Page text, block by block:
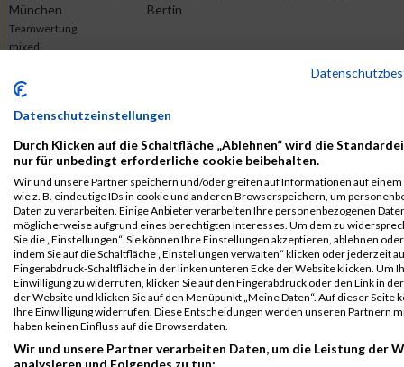
München
Teamwertung
mixed
Bertin
2018
First
B2Run
München
B2Run München
2397 Jules
Bertin
Souna 0000 GER Allianz
B2Run
München
Einzelwertung
männlich
2397
Jules
Bertin
Souna 0000 GER Allianz
B2Run
München
Teamwertung
männlich
2397 Jules
Bertin
Souna 0000 GER Allianz
Datenschutzeinstellungen
Durch Klicken auf die Schaltfläche „Ablehnen“ wird die
nur für unbedingt erforderliche cookie beibehalten.
Wir und unsere Partner speichern und/oder greifen auf Informationen auf einem
wie z. B. eindeutige IDs in cookie und anderen Browserspeichern, um
Daten zu verarbeiten. Einige Anbieter verarbeiten Ihre personenbezogenen
möglicherweise aufgrund eines berechtigten Interesses. Um dem zu
Sie die „Einstellungen“. Sie können Ihre Einstellungen akzeptieren, ablehnen
indem Sie auf die Schaltfläche „Einstellungen verwalten“ klicken oder jederzeit
Fingerabdruck-Schaltfläche in der linken unteren Ecke der Website klicken. Um
Einwilligung zu widerrufen, klicken Sie auf den Fingerabdruck oder den Link in
der Website und klicken Sie auf den Menüpunkt „Meine Daten“. Auf dieser Seite
Ihre Einwilligung widerrufen. Diese Entscheidungen werden unseren Partnern
haben keinen Einfluss auf die Browserdaten.
Wir und unsere Partner verarbeiten Daten, um die Leistung der
analysieren und Folgendes zu tun: